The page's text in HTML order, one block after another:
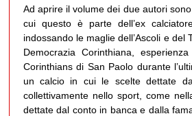
Ad aprire il volume dei due autori
cui questo è parte dell’ex
indossando le maglie dell’Ascoli e
Democrazia Corinthiana,
Corinthians di San Paolo durante
un calcio in cui le scelte dettate
collettivamente nello sport, come
dettate dal conto in banca e dalla